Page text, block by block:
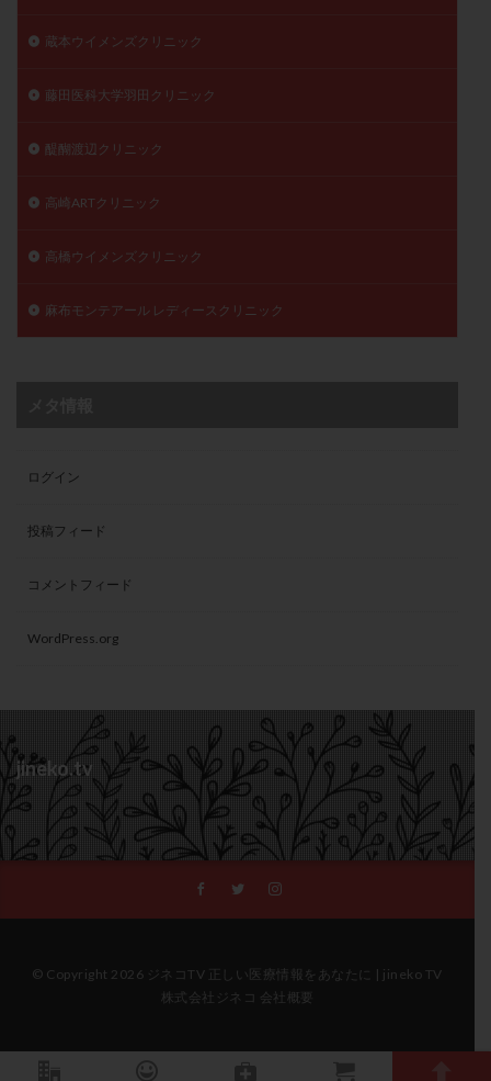
蔵本ウイメンズクリニック
藤田医科大学羽田クリニック
醍醐渡辺クリニック
高崎ARTクリニック
高橋ウイメンズクリニック
麻布モンテアール レディースクリニック
ログイン
投稿フィード
コメントフィード
WordPress.org
jineko.tv
© Copyright 2026 ジネコTV 正しい医療情報をあなたに | jineko TV
株式会社ジネコ 会社概要